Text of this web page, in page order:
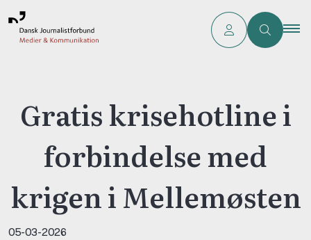
Gratis krisehotline i
forbindelse med
krigen i Mellemøsten
05-03-2026